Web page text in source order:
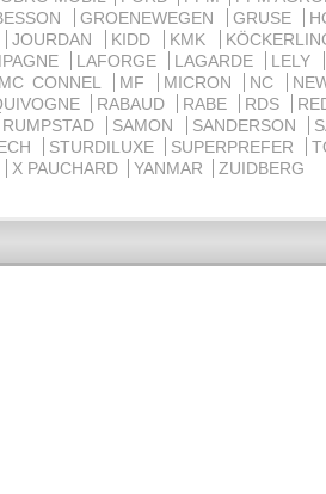
GROENEWEGEN GRUSE
JOURDAN KIDD KMK
LAFORGE LAGARDE
LELY
MC CONNEL MF MICRON NC
RABAUD RABE RDS
RUMPSTAD SAMON SANDERSON
STURDILUXE SUPERPREFER
X PAUCHARD YANMAR ZUIDBERG